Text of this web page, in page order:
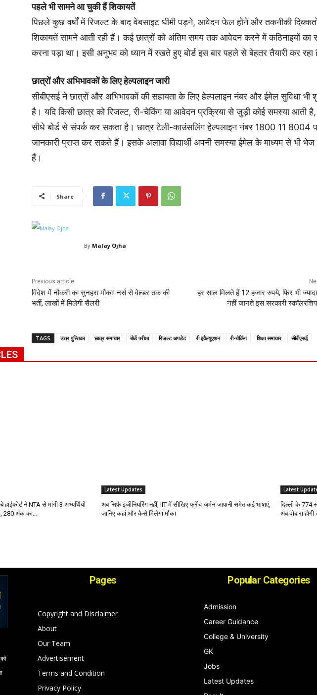
पहले भी सामने आ चुकी हैं शिकायतें
पिछले कुछ वर्षों में रिजल्ट के बाद वेबसाइट धीमी पड़ने, आवेदन फेल होने और तकनीकी
शिकायतें सामने आती रही हैं। कई छात्रों को अंतिम समय तक आवेदन करने में कठिनाइयों का
करना पड़ा था। इसी अनुभव को ध्यान में रखते हुए बोर्ड इस बार पहले से बेहतर तैयारी कर रहा
छात्रों और अभिभावकों के लिए हेल्पलाइन जारी
सीबीएसई ने छात्रों और अभिभावकों की सहायता के लिए हेल्पलाइन नंबर और ईमेल सुविधा भी
है। यदि किसी छात्र को रिजल्ट, री-चेकिंग या आवेदन प्रक्रिया से जुड़ी कोई समस्या आती है,
सीधे बोर्ड से संपर्क कर सकता है। छात्र टेली-काउंसलिंग हेल्पलाइन नंबर 1800 11 8004
जानकारी प्राप्त कर सकते हैं। इसके अलावा विद्यार्थी अपनी समस्या ईमेल के माध्यम से भी
हैं।
Share
By Malay Ojha
Previous article
विदेश में नौकरी का सुनहरा मौका! नर्स से वेल्डर तक की
भर्ती, लाखों में मिलेगी सैलरी
हर साल मिलते हैं 12 हजार रुपये, फिर भी
नहीं जानते इस सरकारी
TAGS उत्तर पुस्तिका छात्र समाचार बोर्ड परीक्षा रिजल्ट अपडेट री इवैल्यूएशन री-चेकिंग शिक्षा समाचार सीबीएसई
हाईकोर्ट ने NTA से मांगी 3 अभ्यर्थियों
280 अंक का...
Latest Updates
अब सिर्फ इंजीनियरिंग नहीं, IIT में सीखिए फ्रेंच-जर्मन-जापानी समेत कई भाषाएं,
जानिए कहां और कैसे मिलेगा मौका
Latest
दिल्ली के 774
अब दोबारा
Pages
Copyright and Disclaimer
About
Our Team
Advertisement
Terms and Condition
Privacy Policy
Popular Categories
Admission
Career Guidance
College & University
GK
Jobs
Latest Updates